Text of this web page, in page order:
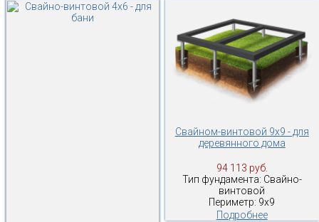
Свайном-винтовой 9х9 - для
деревянного дома
94 113 руб.
Тип фундамента: Свайно-
винтовой
Периметр: 9х9
Подробнее